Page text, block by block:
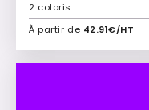
À partir de 42.91€/HT
2 coloris
Ajouter à mon devis